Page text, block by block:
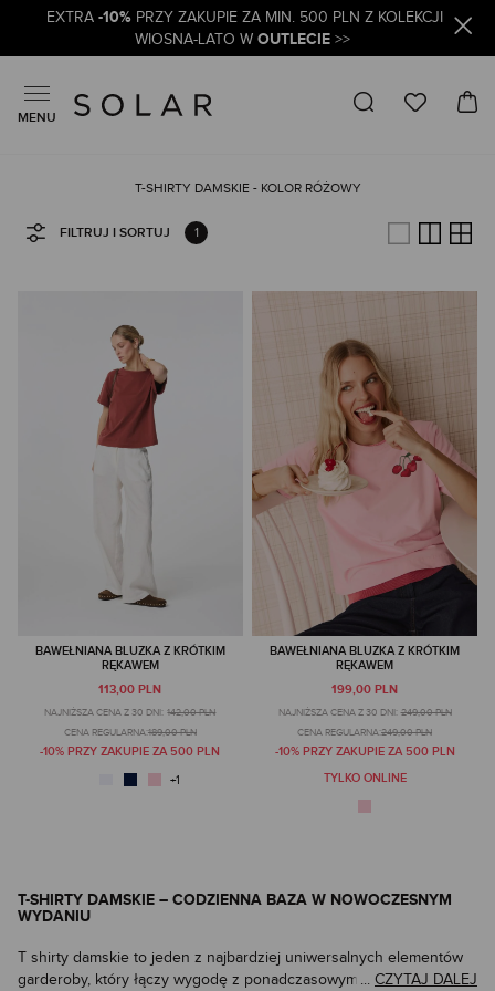
EXTRA -10% PRZY ZAKUPIE ZA MIN. 500 PLN Z KOLEKCJI
WIOSNA-LATO W OUTLECIE>>
MENU
T-SHIRTY DAMSKIE - KOLOR RÓŻOWY
FILTRUJ I SORTUJ 1
BAWEŁNIANA BLUZKA Z KRÓTKIM
RĘKAWEM
113,00 PLN
NAJNIŻSZA CENA Z 30 DNI: 142,00 PLN
CENA REGULARNA:189,00 PLN
-10% PRZY ZAKUPIE ZA 500 PLN
BAWEŁNIANA BLUZKA Z KRÓTKIM
RĘKAWEM
199,00 PLN
NAJNIŻSZA CENA Z 30 DNI: 249,00 PLN
CENA REGULARNA:249,00 PLN
-10% PRZY ZAKUPIE ZA 500 PLN
TYLKO ONLINE
T-SHIRTY DAMSKIE – CODZIENNA BAZA W NOWOCZESNYM
WYDANIU
T shirty damskie to jeden z najbardziej uniwersalnych elementów
garderoby, który łączy wygodę z ponadczasowym stylem. W
... CZYTAJ DALEJ